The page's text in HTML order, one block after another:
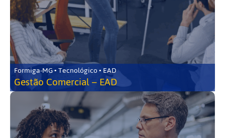
Formiga-MG • Tecnológico • EAD
Gestão Comercial – EAD